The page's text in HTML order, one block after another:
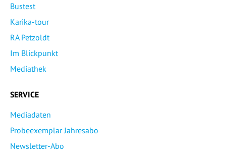
Bustest
Karika-tour
RA Petzoldt
Im Blickpunkt
Mediathek
SERVICE
Mediadaten
Probeexemplar Jahresabo
Newsletter-Abo